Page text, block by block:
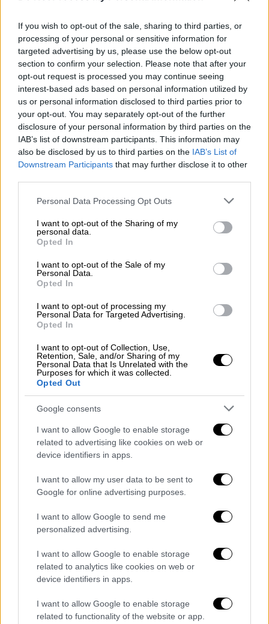
If you wish to opt-out of the sale, sharing to third parties, or
processing of your personal or sensitive information for
targeted advertising by us, please use the below opt-out
section to confirm your selection. Please note that after your
opt-out request is processed you may continue seeing
interest-based ads based on personal information utilized by
us or personal information disclosed to third parties prior to
your opt-out. You may separately opt-out of the further
disclosure of your personal information by third parties on the
IAB’s list of downstream participants. This information may
also be disclosed by us to third parties on the IAB’s List of
Downstream Participants that may further disclose it to other
Please note that this website/app uses one or more Google
not limited to your visit or usage behaviour. You may click to
grant or deny consent to Google and its third-party tags to
use your data for below specified purposes in below Google
consent section.
Personal Data Processing Opt Outs
I want to opt-out of the Sharing of my
personal data.
Opted In
I want to opt-out of the Sale of my
Personal Data.
Opted In
I want to opt-out of processing my
Personal Data for Targeted Advertising.
Opted In
I want to opt-out of Collection, Use,
Retention, Sale, and/or Sharing of my
Personal Data that Is Unrelated with the
Purposes for which it was collected.
Opted Out
Google consents
I want to allow Google to enable storage
related to advertising like cookies on web or
device identifiers in apps.
I want to allow my user data to be sent to
Google for online advertising purposes.
I want to allow Google to send me
personalized advertising.
I want to allow Google to enable storage
related to analytics like cookies on web or
device identifiers in apps.
I want to allow Google to enable storage
related to functionality of the website or app.
Κόσμος|06.02.2026 18:11
Η Αίγυπτος αγοράζει από την Τουρκία
όπλα αξίας 350 εκατ. δολαρίων - Τι
προβλέπει η συμφωνία
Σύμφωνα με τους όρους της συμφωνίας, η
Αίγυπτος θα αποκτήσει το τουρκικό
σύστημα αεράμυνας μικρού βεληνεκούς
«Tolga»
Ελλάδα|30.01.2026 23:15
Έπεσαν οι υπογραφές από CSG και ΕΑΣ
για τη σύσταση της Hellenic
Ammunition στο Λαύριο
Ένα νέο κεφάλαιο για την ελληνική αμυντική
βιομηχανία ξεκινά